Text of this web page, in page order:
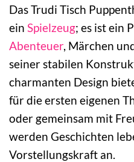
Das Trudi Tisch
ein Spielzeug; es ist ein
Abenteuer, Märchen
seiner stabilen
charmanten Design
für die ersten eigenen
oder gemeinsam mit
werden Geschichten
Vorstellungskraft an.